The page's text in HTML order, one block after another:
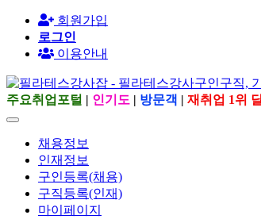
회원가입
로그인
이용안내
주요취업포털 | 인기도 | 방문객 | 재취업 1위
채용정보
인재정보
구인등록(채용)
구직등록(인재)
마이페이지